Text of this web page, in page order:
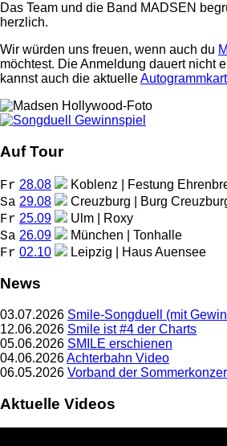
Das Team und die Band MADSEN
herzlich.
Wir würden uns freuen, wenn auch du
möchtest. Die Anmeldung dauert nicht
kannst auch die aktuelle
Auf Tour
Fr 28.08 Koblenz | Festung
Sa 29.08 Creuzburg | Burg
Fr 25.09 Ulm | Roxy
Sa 26.09 München | Tonhalle
Fr 02.10 Leipzig | Haus Auensee
News
03.07.2026 Smile-Songduell (mit
12.06.2026 Smile ist #4 der Charts
05.06.2026 SMILE erschienen
04.06.2026Achterbahn Video
06.05.2026 Vorband der
Aktuelle Videos